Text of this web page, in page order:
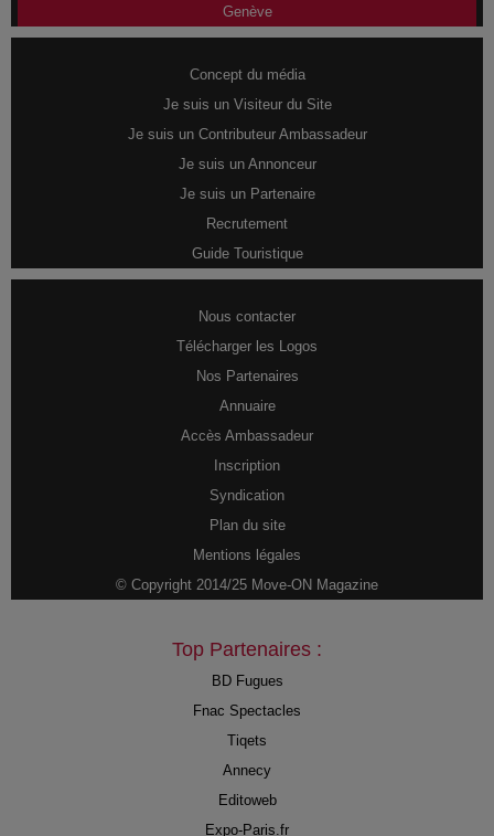
Genève
Concept du média
Je suis un Visiteur du Site
Je suis un Contributeur Ambassadeur
Je suis un Annonceur
Je suis un Partenaire
Recrutement
Guide Touristique
Nous contacter
Télécharger les Logos
Nos Partenaires
Annuaire
Accès Ambassadeur
Inscription
Syndication
Plan du site
Mentions légales
© Copyright 2014/25 Move-ON Magazine
Top Partenaires :
BD Fugues
Fnac Spectacles
Tiqets
Annecy
Editoweb
Expo-Paris.fr